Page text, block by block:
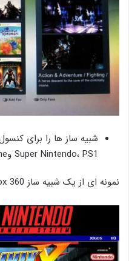
Super Nintendo، PS1 وPS2 ، Mame و غیره اجرا کنید.
نمونه ای از یک شبیه ساز Super Nintendo Xbox 360